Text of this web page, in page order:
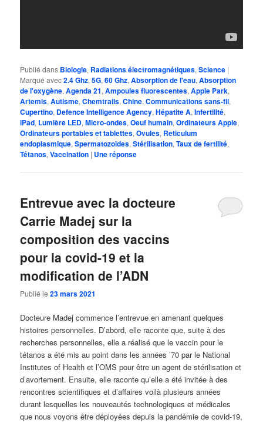
Publié dans Biologie, Radiations électromagnétiques,Science |
Marqué avec2.4 Ghz,5G,60 Ghz,Absorption de l'eau,Absorption
de l'oxygène,Agenda 21,Ampoules fluorescentes,Apple Park,
Artemis,Autisme,Chemtrails,Chine,Communications sans-fil,
Cupertino, Defence Intelligence Agency,Hépatite A,Infertilité,
iPad, Lumière LED,Micro-ondes,Oeuf humain,Ordinateurs Apple,
Ordinateurs portables et tablettes,Ovules, Reticulum
endoplasmique,Spermatozoides,Stérilisation,Taux de fertilité,
Tétanos,Vaccination | Uneréponse
Entrevue avec la docteure
Carrie Madej sur la
composition des vaccins
pour la covid-19 et la
modification de l’ADN
Publié le23 mars 2021
Docteure Madej commence l’entrevue en amenant quelques
histoires personnelles. D’abord, elle raconte que, suite à des
recherches personnelles, elle a réalisé que le vaccin pour le
tétanos a été mis au point dans les années ’70 par le National
Institutes of Health et l’OMS pour être un agent de stérilisation et
d’avortement. Ensuite, elle raconte qu’elle a été invitée à des
rencontres scientifiques et d’affaires voilà plusieurs années
durant lesquelles les nouveautés technologiques et médicales
que nous voyons être déployées depuis la pandémie de covid-19,